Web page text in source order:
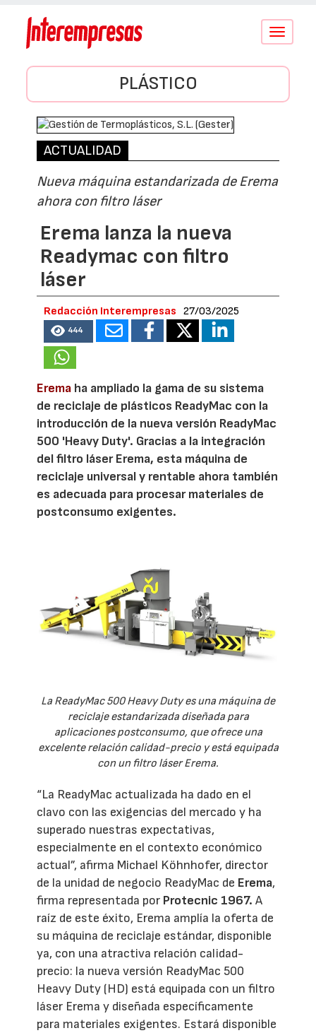
Conmutar
PLÁSTICO
ACTUALIDAD
Nueva máquina estandarizada de Erema
ahora con filtro láser
Erema lanza la nueva
Readymac con filtro
láser
Redacción Interempresas 27/03/2025
444
Erema ha ampliado la gama de su sistema
de reciclaje de plásticos ReadyMac con la
introducción de la nueva versión ReadyMac
500 'Heavy Duty'. Gracias a la integración
del filtro láser Erema, esta máquina de
reciclaje universal y rentable ahora también
es adecuada para procesar materiales de
postconsumo exigentes.
La ReadyMac 500 Heavy Duty es una máquina de
reciclaje estandarizada diseñada para
aplicaciones postconsumo, que ofrece una
excelente relación calidad-precio y está equipada
con un filtro láser Erema.
“La ReadyMac actualizada ha dado en el
clavo con las exigencias del mercado y ha
superado nuestras expectativas,
especialmente en el contexto económico
actual”, afirma Michael Köhnhofer, director
de la unidad de negocio ReadyMac de Erema,
firma representada por Protecnic 1967. A
raíz de este éxito, Erema amplía la oferta de
su máquina de reciclaje estándar, disponible
ya, con una atractiva relación calidad-
precio: la nueva versión ReadyMac 500
Heavy Duty (HD) está equipada con un filtro
láser Erema y diseñada específicamente
para materiales exigentes. Estará disponible